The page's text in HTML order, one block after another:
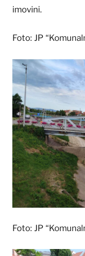
imovini.
Foto: JP
Foto: JP